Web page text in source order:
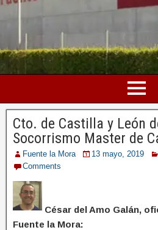
Cto. de Castilla y León
Socorrismo Master de
Fuente la Mora 13 mayo, 2019
Comments
César del Amo Galán,
Fuente la Mora: